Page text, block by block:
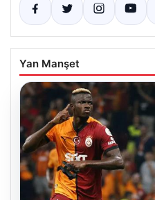
Yan Manşet